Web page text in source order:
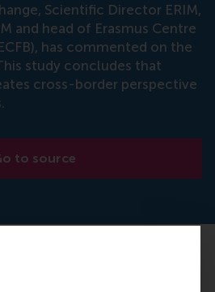
Scientific Director ERIM,
and head of Erasmus Centre
has commented on the
study concludes that
cross-border perspective
to source
of Organization Theory,